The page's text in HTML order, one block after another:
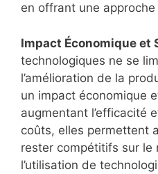
en offrant une
Impact Économique et
technologiques ne se
l’amélioration de la
un impact économique
augmentant l’efficacité
coûts, elles permettent
rester compétitifs sur le
l’utilisation de